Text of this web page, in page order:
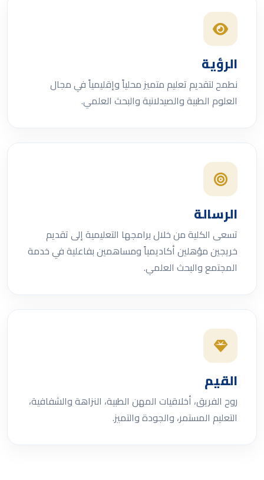
الرؤية
نطمح لتقديم تعليم متميز محلياً وإقليمياً في مجال
العلوم الطبية والصيدلانية والبحث العلمي.
الرسالة
تسعى الكلية من خلال برامجها التعليمية إلى تقديم
خريجين مؤهلين أكاديمياً ومساهمين بفاعلية في خدمة
المجتمع والبحث العلمي.
القيم
روح الفريق، أخلاقيات المهن الطبية، النزاهة والشفافية،
التعليم المستمر، والجودة والتميز.